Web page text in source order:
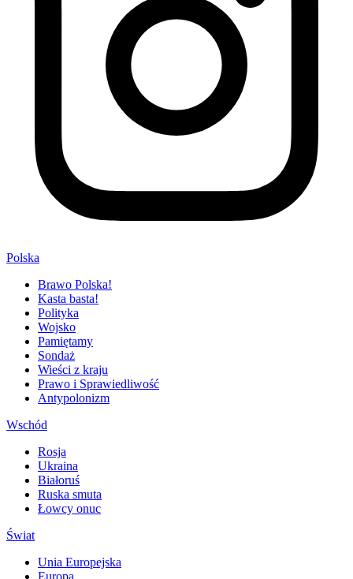
Polska
Brawo Polska!
Kasta basta!
Polityka
Wojsko
Pamiętamy
Sondaż
Wieści z kraju
Prawo i Sprawiedliwość
Antypolonizm
Wschód
Rosja
Ukraina
Białoruś
Ruska smuta
Łowcy onuc
Świat
Unia Europejska